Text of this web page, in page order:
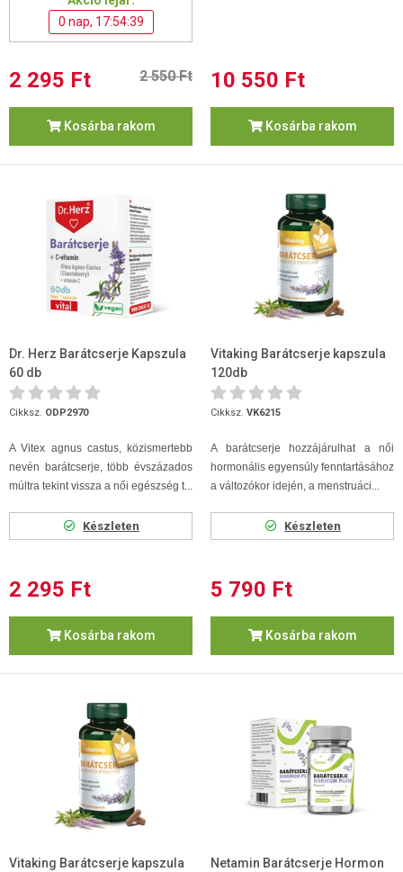
0 nap, 17:54:38
2 295 Ft 2 550 Ft
Kosárba rakom
10 550 Ft
Kosárba rakom
Dr. Herz Barátcserje Kapszula
60 db
Cikksz. ODP2970
A Vitex agnus castus, közismertebb
nevén barátcserje, több évszázados
múltra tekint vissza a női egészség t...
Készleten
2 295 Ft
Kosárba rakom
Vitaking Barátcserje kapszula
120db
Cikksz. VK6215
A barátcserje hozzájárulhat a női
hormonális egyensúly fenntartásához
a változókor idején, a menstruáci...
Készleten
5 790 Ft
Kosárba rakom
Vitaking Barátcserje kapszula
Netamin Barátcserje Hormon